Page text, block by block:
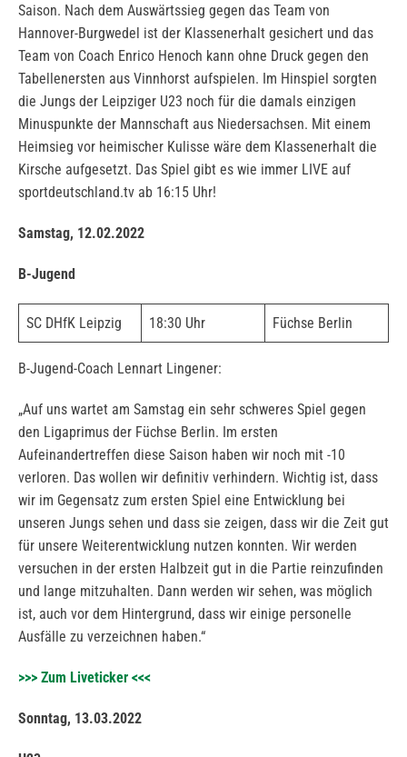
Saison. Nach dem Auswärtssieg gegen das Team von
Hannover-Burgwedel ist der Klassenerhalt gesichert und das
Team von Coach Enrico Henoch kann ohne Druck gegen den
Tabellenersten aus Vinnhorst aufspielen. Im Hinspiel sorgten
die Jungs der Leipziger U23 noch für die damals einzigen
Minuspunkte der Mannschaft aus Niedersachsen. Mit einem
Heimsieg vor heimischer Kulisse wäre dem Klassenerhalt die
Kirsche aufgesetzt. Das Spiel gibt es wie immer LIVE auf
sportdeutschland.tv ab 16:15 Uhr!
Samstag, 12.02.2022
B-Jugend
SC DHfK Leipzig 18:30 Uhr Füchse Berlin
B-Jugend-Coach Lennart Lingener:
„Auf uns wartet am Samstag ein sehr schweres Spiel gegen
den Ligaprimus der Füchse Berlin. Im ersten
Aufeinandertreffen diese Saison haben wir noch mit -10
verloren. Das wollen wir definitiv verhindern. Wichtig ist, dass
wir im Gegensatz zum ersten Spiel eine Entwicklung bei
unseren Jungs sehen und dass sie zeigen, dass wir die Zeit gut
für unsere Weiterentwicklung nutzen konnten. Wir werden
versuchen in der ersten Halbzeit gut in die Partie reinzufinden
und lange mitzuhalten. Dann werden wir sehen, was möglich
ist, auch vor dem Hintergrund, dass wir einige personelle
Ausfälle zu verzeichnen haben.“
>>> Zum Liveticker <<<
Sonntag, 13.03.2022